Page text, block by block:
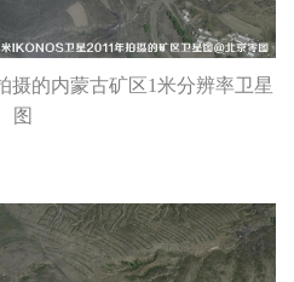
摄的内蒙古矿区1米分辨率卫星
图